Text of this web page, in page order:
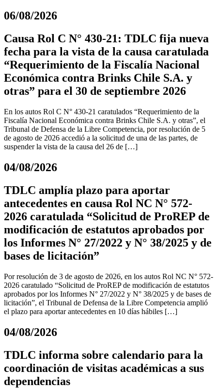
06/08/2026
Causa Rol C N° 430-21: TDLC fija nueva
fecha para la vista de la causa caratulada
“Requerimiento de la Fiscalía Nacional
Económica contra Brinks Chile S.A. y
otras” para el 30 de septiembre 2026
En los autos Rol C N° 430-21 caratulados “Requerimiento de la
Fiscalía Nacional Económica contra Brinks Chile S.A. y otras”, el
Tribunal de Defensa de la Libre Competencia, por resolución de 5
de agosto de 2026 accedió a la solicitud de una de las partes, de
suspender la vista de la causa del 26 de […]
04/08/2026
TDLC amplía plazo para aportar
antecedentes en causa Rol NC N° 572-
2026 caratulada “Solicitud de ProREP de
modificación de estatutos aprobados por
los Informes N° 27/2022 y N° 38/2025 y de
bases de licitación”
Por resolución de 3 de agosto de 2026, en los autos Rol NC N° 572-
2026 caratulado “Solicitud de ProREP de modificación de estatutos
aprobados por los Informes N° 27/2022 y N° 38/2025 y de bases de
licitación”, el Tribunal de Defensa de la Libre Competencia amplió
el plazo para aportar antecedentes en 10 días hábiles […]
04/08/2026
TDLC informa sobre calendario para la
coordinación de visitas académicas a sus
dependencias